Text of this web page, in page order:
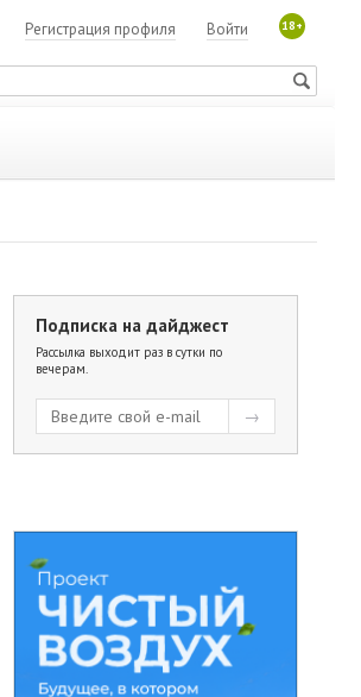
18+
Войти
Регистрация профиля
Подписка на дайджест
Рассылка выходит раз в сутки по
вечерам.